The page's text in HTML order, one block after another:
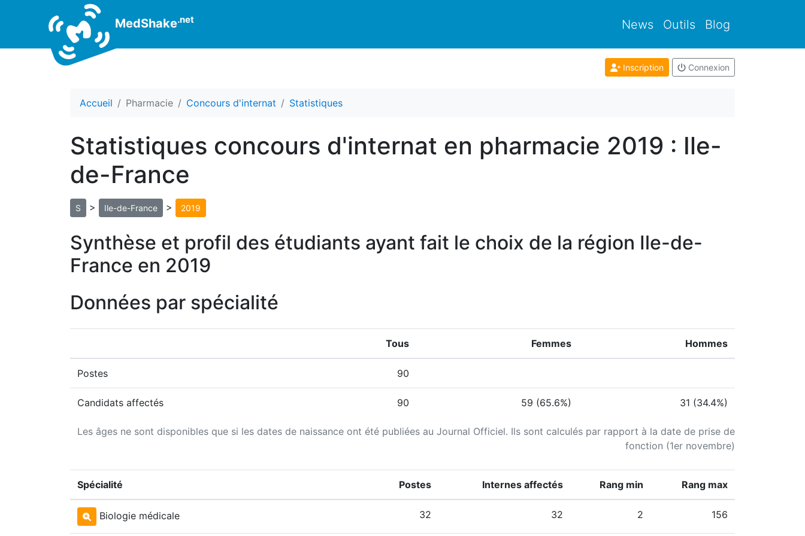
MedShake.net News Outils Blog
Inscription Connexion
Accueil Pharmacie Concours d'internat Statistiques
Statistiques concours d'internat en pharmacie 2019 : Ile-
de-France
S > Ile-de-France > 2019
Synthèse et profil des étudiants ayant fait le choix de la région Ile-de-
France en 2019
Données par spécialité
Les âges ne sont disponibles que si les dates de naissance ont été publiées au Journal Officiel. Ils sont calculés par rapport à la date de prise de
fonction (1er novembre)
Tous Femmes Hommes
Postes 90
Candidats affectés 90 59 (65.6%) 31 (34.4%)
Spécialité Postes Internes affectés Rang min Rang max
Biologie médicale 32 32 2 156